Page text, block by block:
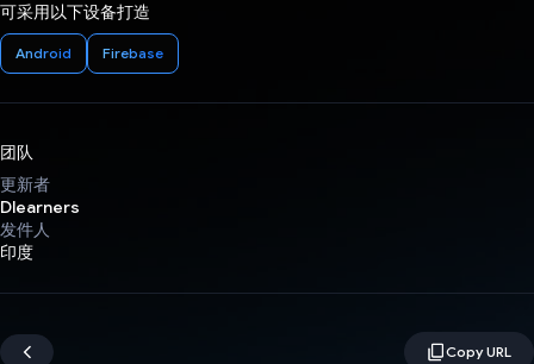
可采用以下设备打造
Android Firebase
团队
更新者
Dlearners
发件人
印度